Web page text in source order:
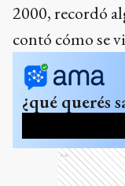
2000, recordó
contó cómo se
¿qué querés
Ads